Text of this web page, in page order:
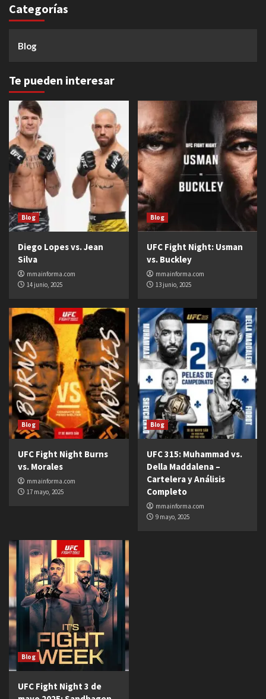
Categorías
Blog
Te pueden interesar
Blog
Diego Lopes vs. Jean
Silva
mmainforma.com
14 junio, 2025
Blog
UFC Fight Night: Usman
vs. Buckley
mmainforma.com
13 junio, 2025
Blog
UFC Fight Night Burns
vs. Morales
mmainforma.com
17 mayo, 2025
Blog
UFC 315: Muhammad vs.
Della Maddalena –
Cartelera y Análisis
Completo
mmainforma.com
9 mayo, 2025
Blog
UFC Fight Night 3 de